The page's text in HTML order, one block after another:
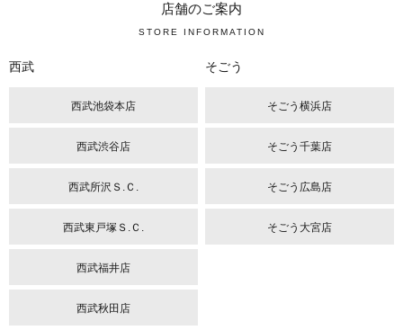
店舗のご案内
STORE INFORMATION
西武
西武池袋本店
西武渋谷店
西武所沢Ｓ.Ｃ.
西武東戸塚Ｓ.Ｃ.
西武福井店
西武秋田店
そごう
そごう横浜店
そごう千葉店
そごう広島店
そごう大宮店